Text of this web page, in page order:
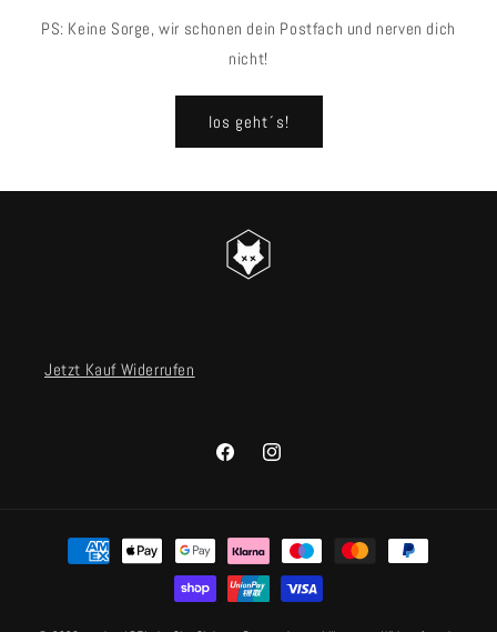
PS: Keine Sorge, wir schonen dein Postfach und nerven dich
nicht!
los geht´s!
Jetzt Kauf Widerrufen
FacebookInstagram
Zahlungsmethoden